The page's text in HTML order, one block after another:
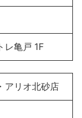
レ亀戸 1F
アリオ北砂店